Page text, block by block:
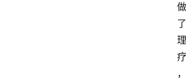
做
了
理
疗
，